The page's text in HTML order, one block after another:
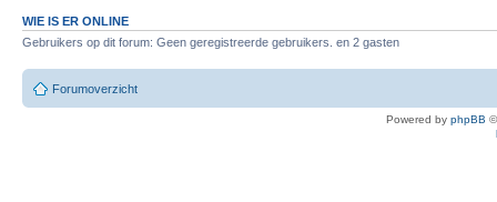
WIE IS ER ONLINE
Gebruikers op dit forum: Geen geregistreerde gebruikers. en 2 gasten
Forumoverzicht
Powered by phpBB